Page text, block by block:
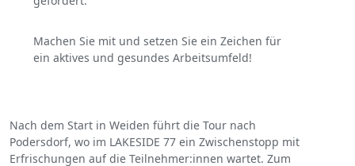
Machen Sie mit und setzen Sie ein Zeichen für
ein aktives und gesundes Arbeitsumfeld!
Nach dem Start in Weiden führt die Tour nach
Podersdorf, wo im LAKESIDE 77 ein Zwischenstopp mit
Erfrischungen auf die Teilnehmer:innen wartet. Zum